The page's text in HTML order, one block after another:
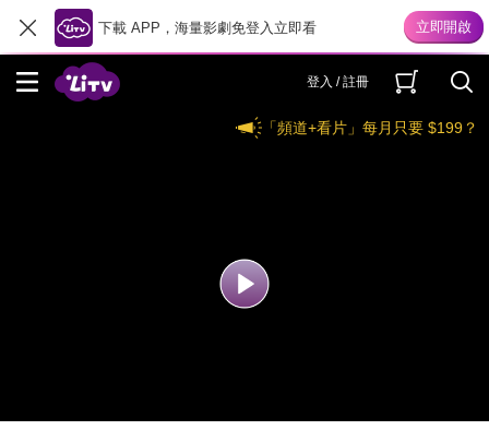
下載 APP，海量影劇免登入立即看
登入 / 註冊
「頻道+看片」每月只要 $199？